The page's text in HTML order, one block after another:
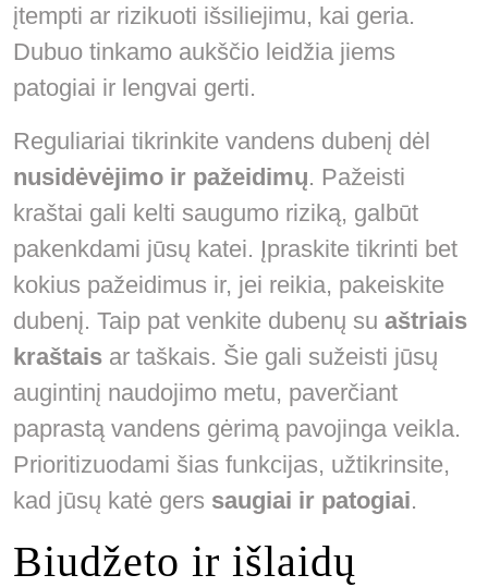
įtempti ar rizikuoti išsiliejimu, kai geria.
Dubuo tinkamo aukščio leidžia jiems
patogiai ir lengvai gerti.
Reguliariai tikrinkite vandens dubenį dėl
nusidėvėjimo ir pažeidimų. Pažeisti
kraštai gali kelti saugumo riziką, galbūt
pakenkdami jūsų katei. Įpraskite tikrinti bet
kokius pažeidimus ir, jei reikia, pakeiskite
dubenį. Taip pat venkite dubenų su aštriais
kraštais ar taškais. Šie gali sužeisti jūsų
augintinį naudojimo metu, paverčiant
paprastą vandens gėrimą pavojinga veikla.
Prioritizuodami šias funkcijas, užtikrinsite,
kad jūsų katė gers saugiai ir patogiai.
Biudžeto ir išlaidų